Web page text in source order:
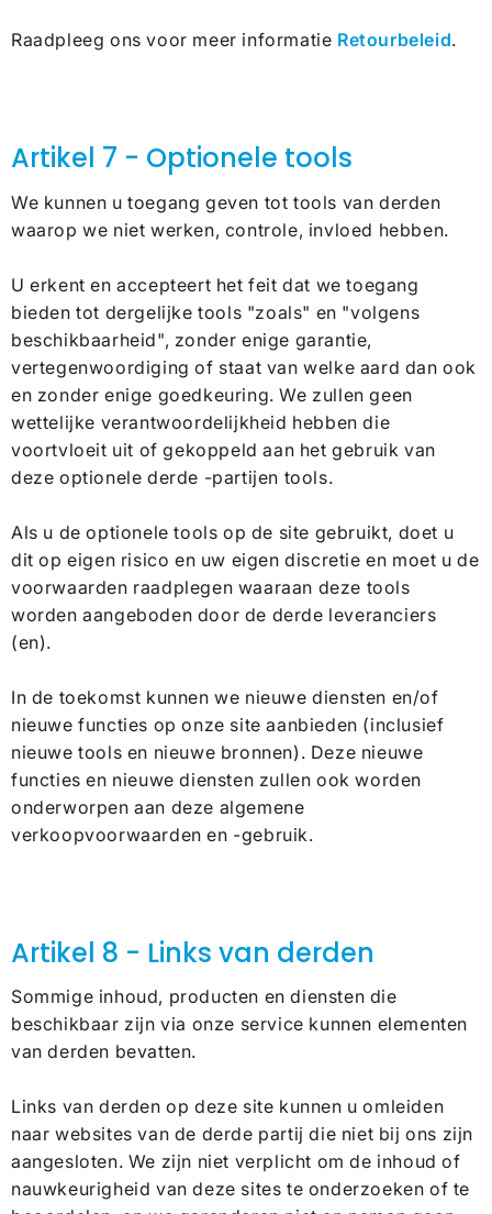
Raadpleeg ons voor meer informatie Retourbeleid.
Artikel 7 - Optionele tools
We kunnen u toegang geven tot tools van derden
waarop we niet werken, controle, invloed hebben.
U erkent en accepteert het feit dat we toegang
bieden tot dergelijke tools "zoals" en "volgens
beschikbaarheid", zonder enige garantie,
vertegenwoordiging of staat van welke aard dan ook
en zonder enige goedkeuring. We zullen geen
wettelijke verantwoordelijkheid hebben die
voortvloeit uit of gekoppeld aan het gebruik van
deze optionele derde -partijen tools.
Als u de optionele tools op de site gebruikt, doet u
dit op eigen risico en uw eigen discretie en moet u de
voorwaarden raadplegen waaraan deze tools
worden aangeboden door de derde leveranciers
(en).
In de toekomst kunnen we nieuwe diensten en/of
nieuwe functies op onze site aanbieden (inclusief
nieuwe tools en nieuwe bronnen). Deze nieuwe
functies en nieuwe diensten zullen ook worden
onderworpen aan deze algemene
verkoopvoorwaarden en -gebruik.
Artikel 8 - Links van derden
Sommige inhoud, producten en diensten die
beschikbaar zijn via onze service kunnen elementen
van derden bevatten.
Links van derden op deze site kunnen u omleiden
naar websites van de derde partij die niet bij ons zijn
aangesloten. We zijn niet verplicht om de inhoud of
nauwkeurigheid van deze sites te onderzoeken of te